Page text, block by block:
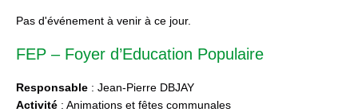
Pas d'événement à venir à ce jour.
FEP – Foyer d’Education Populaire
Responsable : Jean-Pierre DBJAY
Activité : Animations et fêtes communales